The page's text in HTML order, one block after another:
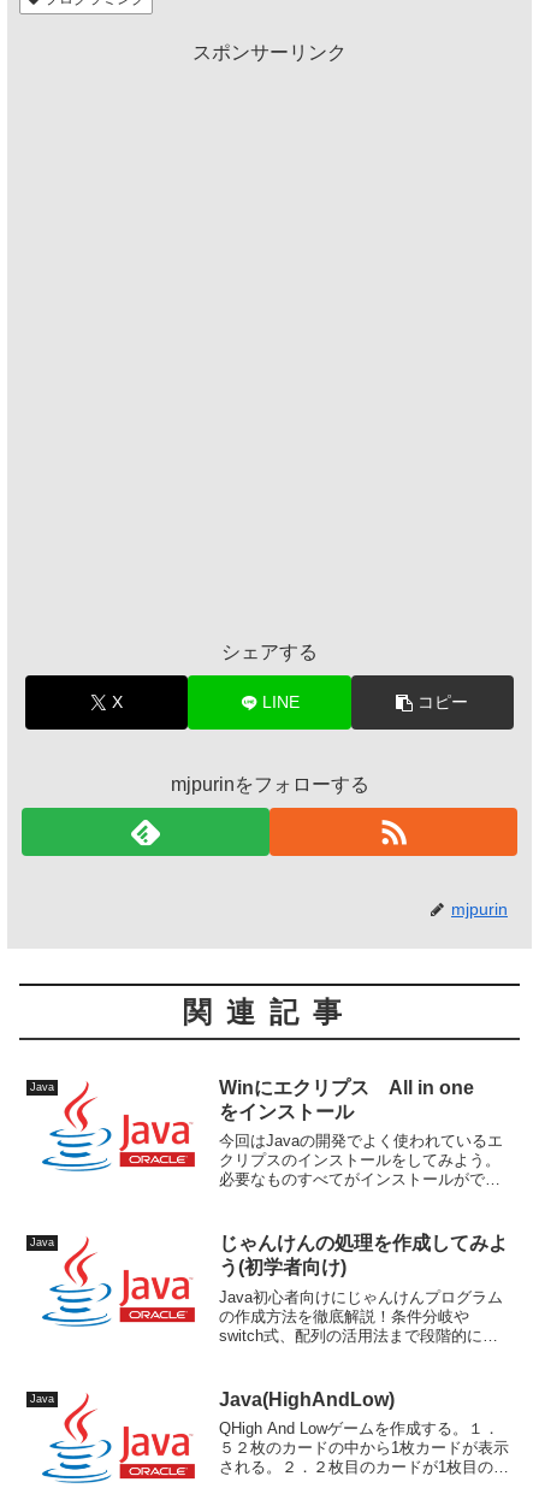
スポンサーリンク
シェアする
X LINE コピー
mjpurinをフォローする
mjpurin
関連記事
Java
Winにエクリプス All in one
をインストール
今回はJavaの開発でよく使われているエ
クリプスのインストールをしてみよう。
必要なものすべてがインストールができ
ロードページに行くダウン...
Java
じゃんけんの処理を作成してみよ
う(初学者向け)
Java初心者向けにじゃんけんプログラム
の作成方法を徹底解説！条件分岐や
switch式、配列の活用法まで段階的に学
Java Java(HighAndLow)
QHigh And Lowゲームを作成する。１．
５２枚のカードの中から1枚カードが表示
される。２．２枚目のカードが1枚目のカ